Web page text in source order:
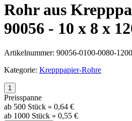
Rohr aus
90056 - 10 x 8 x
Artikelnummer: 90056-0100-0080-1200
Kategorie: Krepppapier-Rohre
Preisspanne
ab 500 Stück » 0,64 €
ab 1000 Stück » 0,55 €